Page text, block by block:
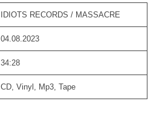
IDIOTS RECORDS / MASSACRE
04.08.2023
34:28
CD, Vinyl, Mp3, Tape